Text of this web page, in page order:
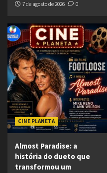
7 de agosto de 2026
0
CINE PLANETA
Almost Paradise: a
história do dueto que
transformou um